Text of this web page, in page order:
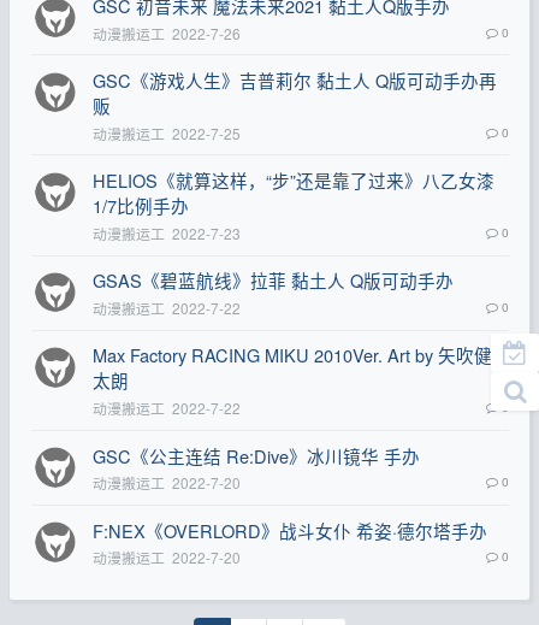
GSC 初音未来 魔法未来2021 黏土人Q版手办
动漫搬运工 2022-7-26 0
GSC《游戏人生》吉普莉尔 黏土人 Q版可动手办再
贩
动漫搬运工 2022-7-25 0
HELIOS《就算这样，“步”还是靠了过来》八乙女漆
1/7比例手办
动漫搬运工 2022-7-23 0
GSAS《碧蓝航线》拉菲 黏土人 Q版可动手办
动漫搬运工 2022-7-22 0
Max Factory RACING MIKU 2010Ver. Art by 矢吹健
太朗
动漫搬运工 2022-7-22
GSC《公主连结 Re:Dive》冰川镜华 手办
动漫搬运工 2022-7-20 0
F:NEX《OVERLORD》战斗女仆 希姿·德尔塔手办
动漫搬运工 2022-7-20 0